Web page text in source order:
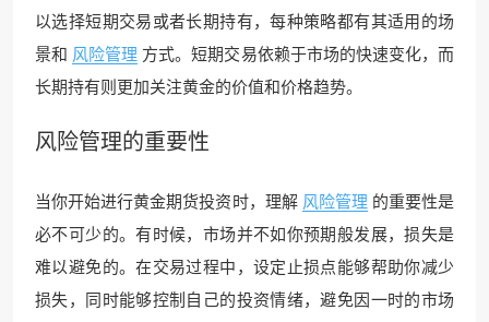
以选择短期交易或者长期持有，每种策略都有其适用的场
景和 风险管理 方式。短期交易依赖于市场的快速变化，而
长期持有则更加关注黄金的价值和价格趋势。
风险管理的重要性
当你开始进行黄金期货投资时，理解 风险管理 的重要性是
必不可少的。有时候，市场并不如你预期般发展，损失是
难以避免的。在交易过程中，设定止损点能够帮助你减少
损失，同时能够控制自己的投资情绪，避免因一时的市场